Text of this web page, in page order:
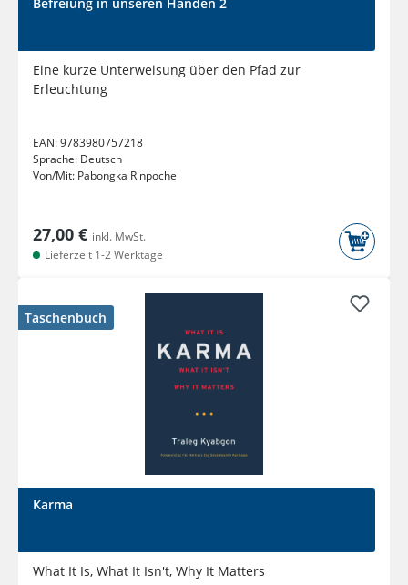
Eine kurze Unterweisung über den Pfad zur
Erleuchtung
EAN:9783980757218
Sprache: Deutsch
Von/Mit: Pabongka Rinpoche
27,00 € inkl. MwSt.
Lieferzeit 1-2 Werktage
Taschenbuch
Karma
What It Is, What It Isn't, Why It Matters